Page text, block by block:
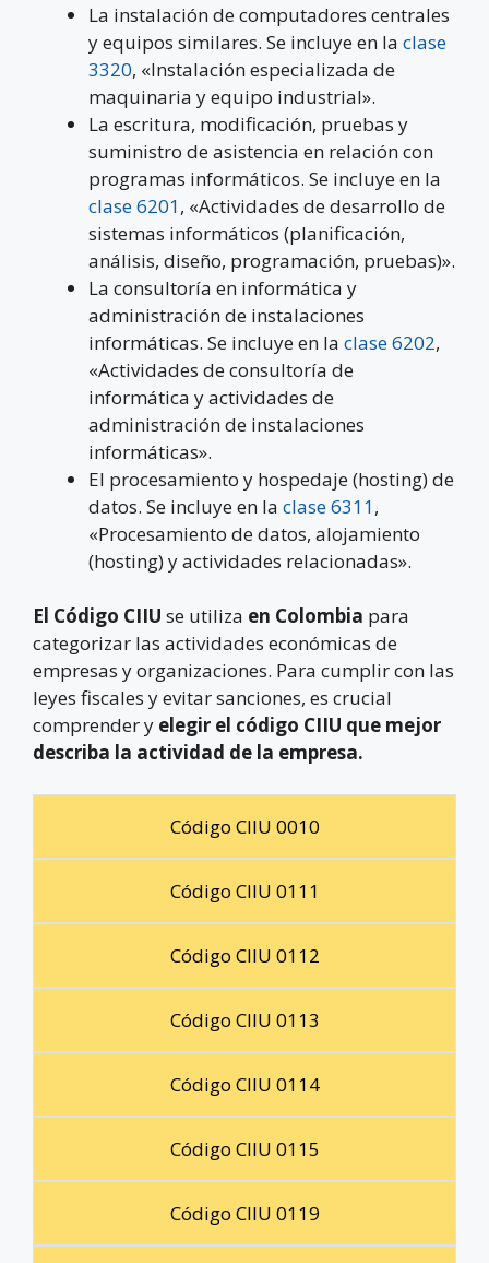
La instalación de computadores centrales
y equipos similares. Se incluye en la clase
3320, «Instalación especializada de
maquinaria y equipo industrial».
La escritura, modificación, pruebas y
suministro de asistencia en relación con
programas informáticos. Se incluye en la
clase 6201, «Actividades de desarrollo de
sistemas informáticos (planificación,
análisis, diseño, programación, pruebas)».
La consultoría en informática y
administración de instalaciones
informáticas. Se incluye en la clase 6202,
«Actividades de consultoría de
informática y actividades de
administración de instalaciones
informáticas».
El procesamiento y hospedaje (hosting) de
datos. Se incluye en la clase 6311,
«Procesamiento de datos, alojamiento
(hosting) y actividades relacionadas».
El Código CIIU se utiliza en Colombia para
categorizar las actividades económicas de
empresas y organizaciones. Para cumplir con las
leyes fiscales y evitar sanciones, es crucial
comprender y elegir el código CIIU que mejor
describa la actividad de la empresa.
Código CIIU 0010
Código CIIU 0111
Código CIIU 0112
Código CIIU 0113
Código CIIU 0114
Código CIIU 0115
Código CIIU 0119